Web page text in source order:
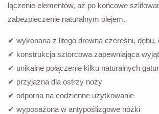
łączenie elementów, aż po końcowe
zabezpieczenie naturalnym olejem.
✔ wykonana z litego drewna czereśni, dębu,
✔ konstrukcja sztorcowa zapewniająca
✔ unikalne połączenie kilku naturalnych
✔ przyjazna dla ostrzy noży
✔ odporna na codzienne użytkowanie
✔ wyposażona w antypoślizgowe nóżki